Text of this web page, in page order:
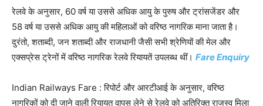
रेलवे के अनुसार, 60 वर्ष या उससे अधिक आयु के पुरुष और ट्रांसजेंडर और
58 वर्ष या उससे अधिक आयु की महिलाओं को वरिष्ठ नागरिक माना जाता है।
दुरंतो, शताब्दी, जन शताब्दी और राजधानी जैसी सभी श्रेणियों की मेल और
एक्सप्रेस ट्रेनों में वरिष्ठ नागरिक रेलवे रियायतें उपलब्ध थीं। Fare Enquiry
Indian Railways Fare : रिपोर्ट और आरटीआई के अनुसार, वरिष्ठ
नागरिकों को दी जाने वाली रियायत वापस लेने से रेलवे को अतिरिक्त राजस्व मिला